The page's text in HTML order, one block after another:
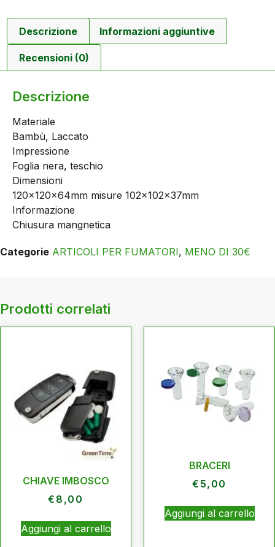
Descrizione Informazioni aggiuntive
Recensioni (0)
Descrizione
Materiale
Bambù, Laccato
Impressione
Foglia nera, teschio
Dimensioni
120x120x64mm misure 102x102x37mm
Informazione
Chiusura mangnetica
Categorie ARTICOLI PER FUMATORI, MENO DI 30€
Prodotti correlati
CHIAVE IMBOSCO
€ 8,00
Aggiungi al carrello
BRACERI
€ 5,00
Aggiungi al carrello